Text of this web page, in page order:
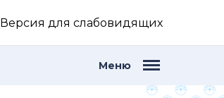
Версия для слабовидящих
Меню